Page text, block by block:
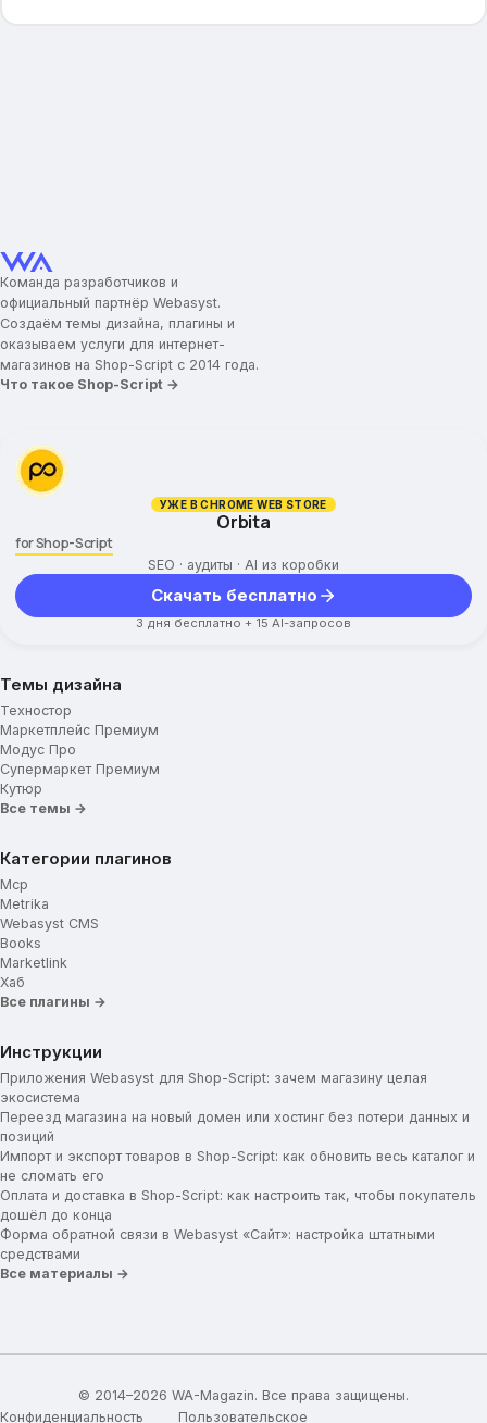
Команда разработчиков и
официальный партнёр Webasyst.
Создаём темы дизайна, плагины и
оказываем услуги для интернет-
магазинов на Shop-Script с 2014 года.
Что такое Shop-Script →
УЖЕ В CHROME WEB STORE
Orbita
for Shop-Script
SEO · аудиты · AI из коробки
Скачать бесплатно
3 дня бесплатно + 15 AI-запросов
Темы дизайна
Техностор
Маркетплейс Премиум
Модус Про
Супермаркет Премиум
Кутюр
Все темы →
Категории плагинов
Mcp
Metrika
Webasyst CMS
Books
Marketlink
Хаб
Все плагины →
Инструкции
Приложения Webasyst для Shop-Script: зачем магазину целая
экосистема
Переезд магазина на новый домен или хостинг без потери данных и
позиций
Импорт и экспорт товаров в Shop-Script: как обновить весь каталог и
не сломать его
Оплата и доставка в Shop-Script: как настроить так, чтобы покупатель
дошёл до конца
Форма обратной связи в Webasyst «Сайт»: настройка штатными
средствами
Все материалы →
© 2014–2026 WA-Magazin. Все права защищены.
Конфиденциальность
Пользовательское